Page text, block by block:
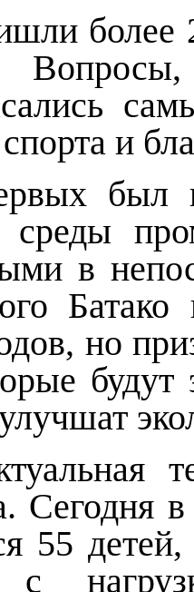
более
и
был
в
Батако
но
Сегодня
55
с